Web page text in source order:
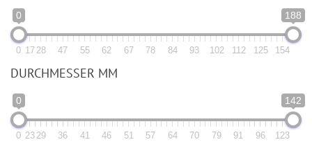
0 188
0 17 28 47 55 62 67 78 84 93 102 112 125 154
DURCHMESSER MM
0 142
0 23 29 36 41 46 51 57 64 70 79 91 96 123